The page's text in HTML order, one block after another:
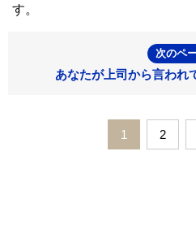
す。
次のペ
あなたが上司から言われ
1 2